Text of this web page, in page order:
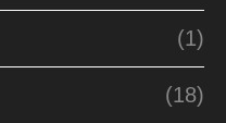
(1)
(18)